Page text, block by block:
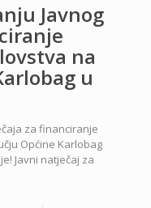
Javnog
na
u
za financiranje
Općine Karlobag
Javni natječaj za